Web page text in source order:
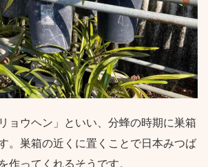
ョウヘン」といい、分蜂の時期に巣箱
。巣箱の近くに置くことで日本みつば
作ってくれるそうです。